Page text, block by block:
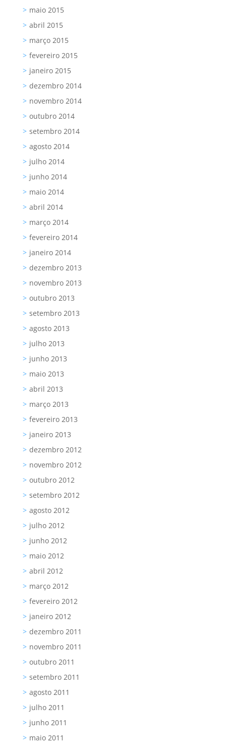
maio 2015
abril 2015
março 2015
fevereiro 2015
janeiro 2015
dezembro 2014
novembro 2014
outubro 2014
setembro 2014
agosto 2014
julho 2014
junho 2014
maio 2014
abril 2014
março 2014
fevereiro 2014
janeiro 2014
dezembro 2013
novembro 2013
outubro 2013
setembro 2013
agosto 2013
julho 2013
junho 2013
maio 2013
abril 2013
março 2013
fevereiro 2013
janeiro 2013
dezembro 2012
novembro 2012
outubro 2012
setembro 2012
agosto 2012
julho 2012
junho 2012
maio 2012
abril 2012
março 2012
fevereiro 2012
janeiro 2012
dezembro 2011
novembro 2011
outubro 2011
setembro 2011
agosto 2011
julho 2011
junho 2011
maio 2011